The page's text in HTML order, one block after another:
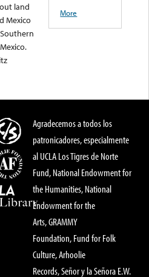
land
Mexico
More
Agradecemos a todos los
patronicadores, especialmente
al UCLA Los Tigres de Norte
Fund, National Endowment for
the Humanities, National
Endowment for the
Arts, GRAMMY
Foundation, Fund for Folk
Culture, Arhoolie
Records, Señor y la Señora E.W.